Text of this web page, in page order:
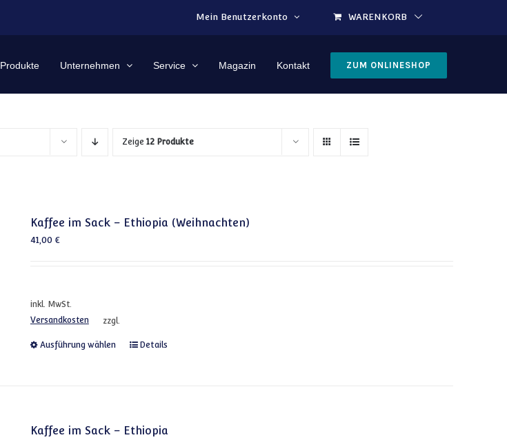
Mein Benutzerkonto
WARENKORB
Produkte Unternehmen Service Magazin Kontakt ZUM ONLINESHOP
Zeige12 Produkte
Kaffee im Sack – Ethiopia (Weihnachten)
41,00 €
inkl. MwSt.
zzgl.
Versandkosten
Ausführung wählen Dieses Produkt weist mehrere Varianten auf. Die Optionen können auf der
Details
Kaffee im Sack – Ethiopia